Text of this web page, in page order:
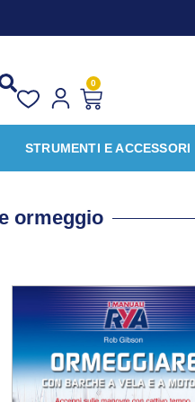
0
STRUMENTI E ACCESSORI
ormeggio